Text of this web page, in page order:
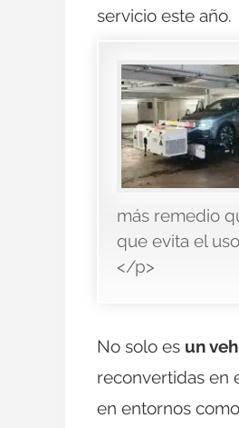
servicio este año.
más remedio
que evita el
</p>
No solo es un
reconvertidas en
en entornos